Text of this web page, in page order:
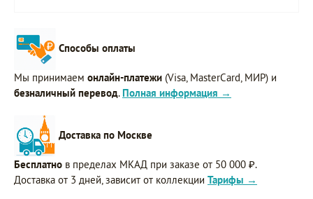
Способы оплаты
Мы принимаем онлайн-платежи (Visa, MasterCard, МИР) и
безналичный перевод. Полная информация →
Доставка по Москве
Бесплатно в пределах МКАД при заказе от 50 000 ₽.
Доставка от 3 дней, зависит от коллекции Тарифы →